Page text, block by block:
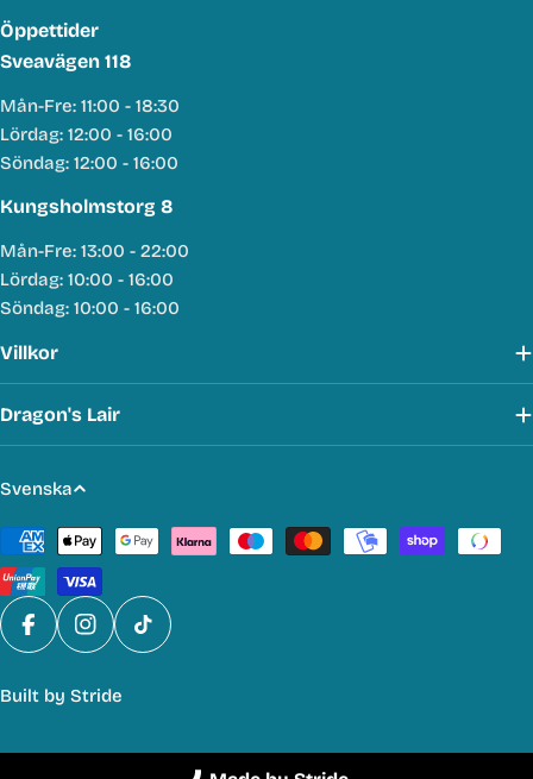
Öppettider
Sveavägen 118
Mån-Fre: 11:00 - 18:30
Lördag: 12:00 - 16:00
Söndag: 12:00 - 16:00
Kungsholmstorg 8
Mån-Fre: 13:00 - 22:00
Lördag: 10:00 - 16:00
Söndag: 10:00 - 16:00
Villkor
Dragon's Lair
S
p
r
å
k
Svenska
Betalmetoder
FacebookInstagram
TikTok
Built by Stride